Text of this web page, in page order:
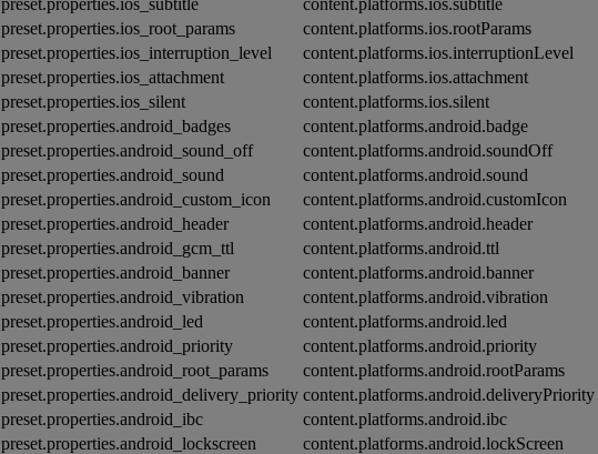
preset.properties.ios_root_params content.platforms.ios.rootParams
preset.properties.ios_interruption_level content.platforms.ios.interruptionLevel
preset.properties.ios_attachment content.platforms.ios.attachment
preset.properties.ios_silent content.platforms.ios.silent
preset.properties.android_badges content.platforms.android.badge
preset.properties.android_sound_off content.platforms.android.soundOff
preset.properties.android_sound content.platforms.android.sound
preset.properties.android_custom_icon content.platforms.android.customIcon
preset.properties.android_header content.platforms.android.header
preset.properties.android_gcm_ttl content.platforms.android.ttl
preset.properties.android_banner content.platforms.android.banner
preset.properties.android_vibration content.platforms.android.vibration
preset.properties.android_led content.platforms.android.led
preset.properties.android_priority content.platforms.android.priority
preset.properties.android_root_params content.platforms.android.rootParams
preset.properties.android_delivery_priority content.platforms.android.deliveryPriority
preset.properties.android_ibc content.platforms.android.ibc
preset.properties.android_lockscreen content.platforms.android.lockScreen